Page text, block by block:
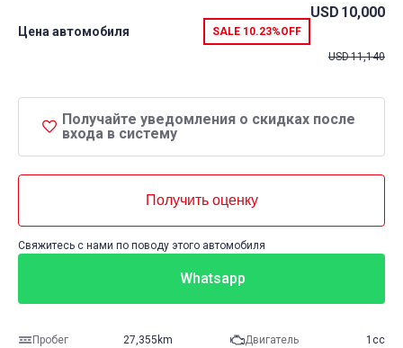
Цена автомобиля SALE 10.23%OFF
USD 10,000
USD11,140
Получайте уведомления о скидках после
входа в систему
Получить оценку
Свяжитесь с нами по поводу этого автомобиля
Whatsapp
Пробег 27,355km Двигатель 1cc